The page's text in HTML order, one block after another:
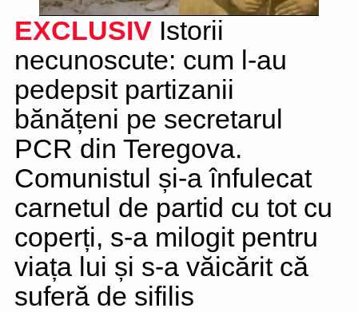
EXCLUSIV Istorii
necunoscute: cum l-au
pedepsit partizanii
bănățeni pe secretarul
PCR din Teregova.
Comunistul și-a înfulecat
carnetul de partid cu tot cu
coperți, s-a milogit pentru
viața lui și s-a văicărit că
suferă de sifilis